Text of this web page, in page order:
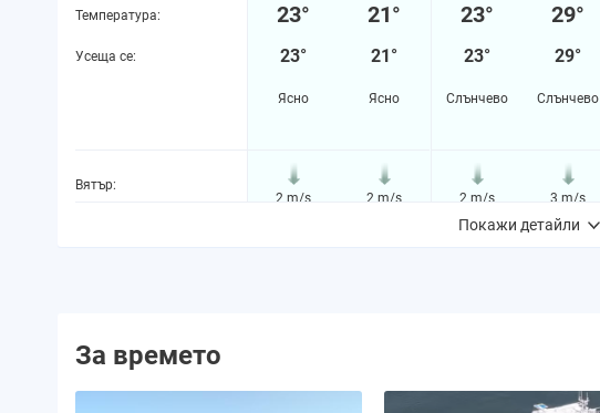
Температура:
Усеща се:
Вятър:
Вероятност за буря:
23°
23°
Ясно
2 m/s
0%
21°
21°
Ясно
2 m/s
0%
23°
23°
Слънчево
2 m/s
0%
29°
29°
Слънчево
3 m/s
0%
Покажи детайли
За времето